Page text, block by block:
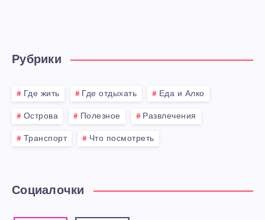
Рубрики
Где жить Где отдыхать Еда и Алко
Острова Полезное Развлечения
Транспорт Что посмотреть
Социалочки